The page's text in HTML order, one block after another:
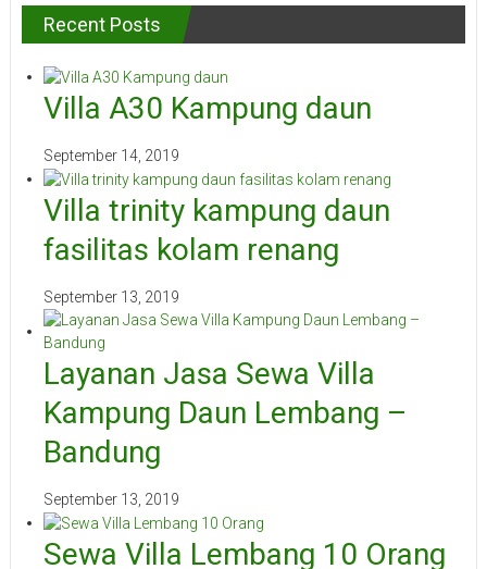
Recent Posts
Villa A30 Kampung daun
September 14, 2019
Villa trinity kampung daun
fasilitas kolam renang
September 13, 2019
Layanan Jasa Sewa Villa
Kampung Daun Lembang –
Bandung
September 13, 2019
Sewa Villa Lembang 10 Orang